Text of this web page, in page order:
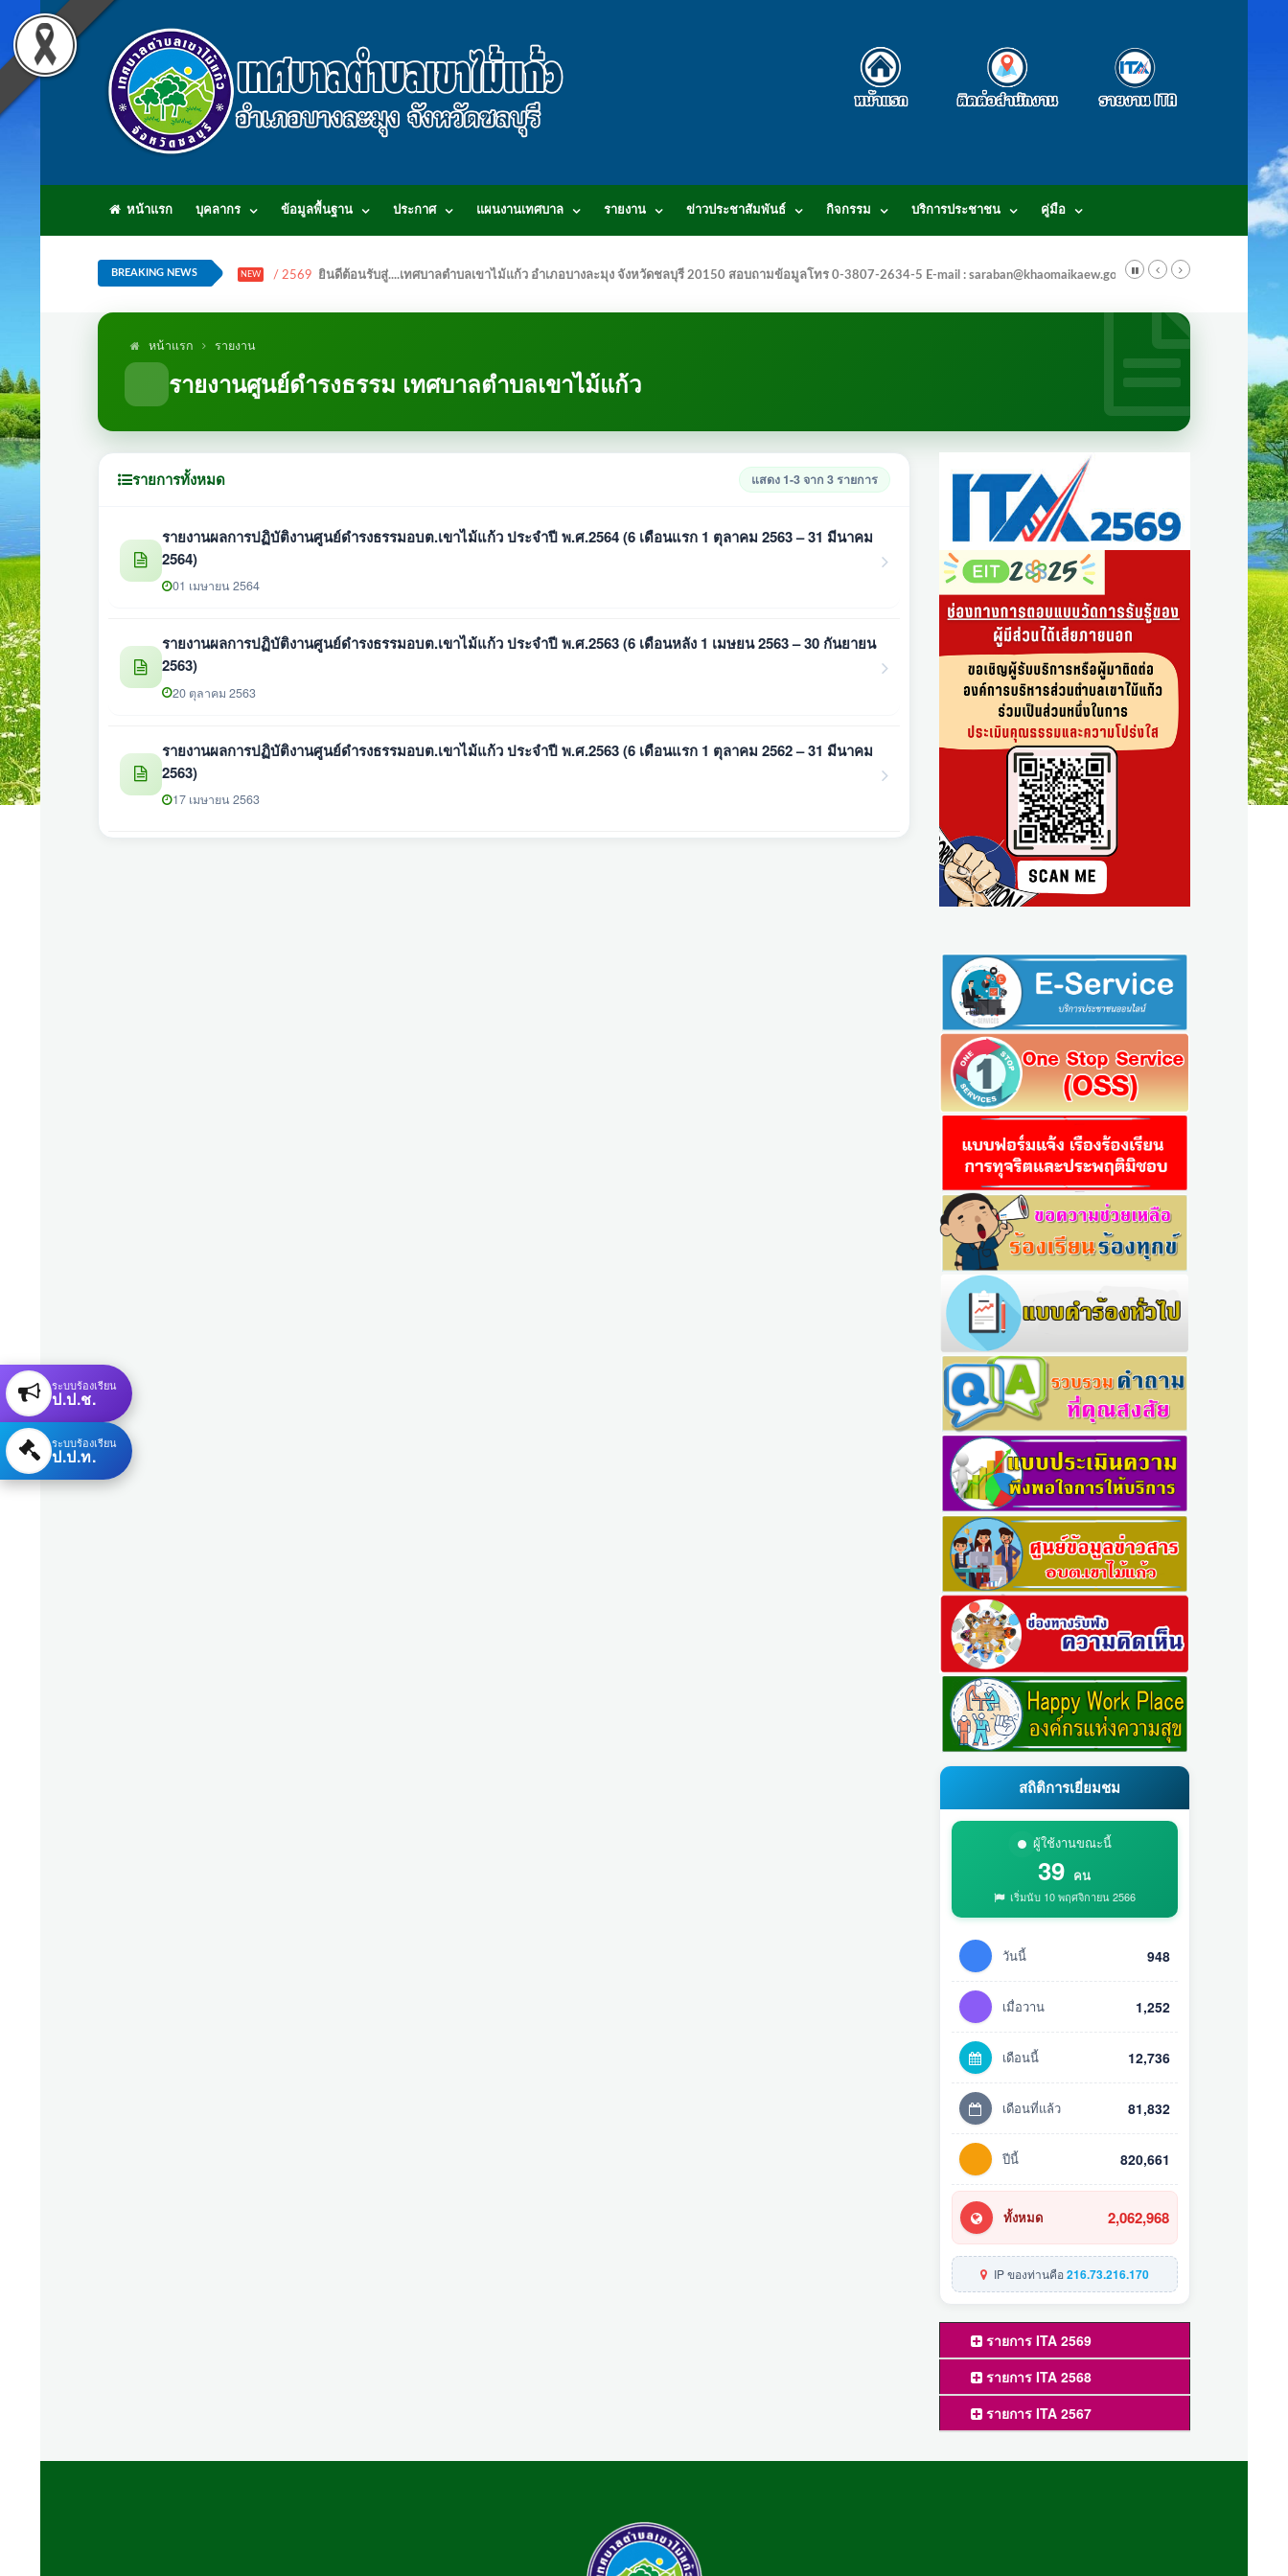
หน้าแรก บุคลากร ข้อมูลพื้นฐาน ประกาศ แผนงานเทศบาล รายงาน ข่าวประชาสัมพันธ์ กิจกรรม บริการประชาชน คู่มือ
BREAKING NEWS NEW / 2569 ยินดีต้อนรับสู่....เทศบาลตำบลเขาไม้แก้ว อำเภอบางละมุง จังหวัดชลบุรี 20150 สอบถามข้อมูลโทร 0-3807-2634-5 E-mail : saraban@khaomaikaew.go.th
หน้าแรก รายงาน
รายงานศูนย์ดำรงธรรม เทศบาลตำบลเขาไม้แก้ว
รายการทั้งหมด แสดง 1-3 จาก 3 รายการ
รายงานผลการปฏิบัติงานศูนย์ดำรงธรรมอบต.เขาไม้แก้ว ประจำปี พ.ศ.2564 (6 เดือนแรก 1 ตุลาคม 2563 – 31 มีนาคม
2564)
01 เมษายน 2564
รายงานผลการปฏิบัติงานศูนย์ดำรงธรรมอบต.เขาไม้แก้ว ประจำปี พ.ศ.2563 (6 เดือนหลัง 1 เมษยน 2563 – 30 กันยายน
2563)
20 ตุลาคม 2563
รายงานผลการปฏิบัติงานศูนย์ดำรงธรรมอบต.เขาไม้แก้ว ประจำปี พ.ศ.2563 (6 เดือนแรก 1 ตุลาคม 2562 – 31 มีนาคม
2563)
17 เมษายน 2563
สถิติการเยี่ยมชม
ผู้ใช้งานขณะนี้
39 คน
เริ่มนับ 10 พฤศจิกายน 2566
วันนี้ 948
เมื่อวาน 1,252
เดือนนี้ 12,736
เดือนที่แล้ว 81,832
ปีนี้ 820,661
ทั้งหมด 2,062,968
IP ของท่านคือ216.73.216.170
รายการ ITA 2569
รายการ ITA 2568
รายการ ITA 2567
ระบบร้องเรียน
ป.ป.ช.
ระบบร้องเรียน
ป.ป.ท.